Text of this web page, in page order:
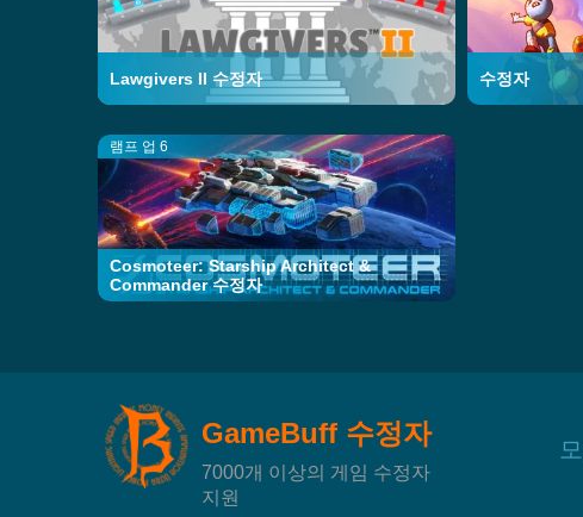
Lawgivers II 수정자 수정자
램프 업 6
Cosmoteer: Starship Architect &
Commander 수정자
GameBuff 수정자
7000개 이상의 게임 수정자
지원